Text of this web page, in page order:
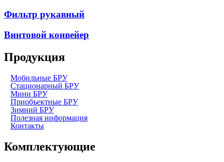
Фильтр рукавный
Винтовой конвейер
Продукция
Мобильные БРУ
Стационарный БРУ
Мини БРУ
Приобъектные БРУ
Зимний БРУ
Полезная информация
Контакты
Комплектующие